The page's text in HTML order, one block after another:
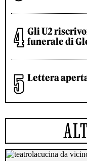
Gli U2
funerale di
Lettera